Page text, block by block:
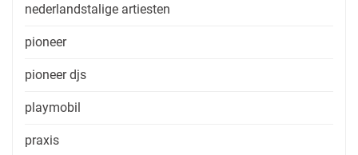
nederlandstalige artiesten
pioneer
pioneer djs
playmobil
praxis